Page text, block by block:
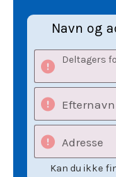
Navn og
Deltagers
Efternavn
Adresse
Kan du ikke